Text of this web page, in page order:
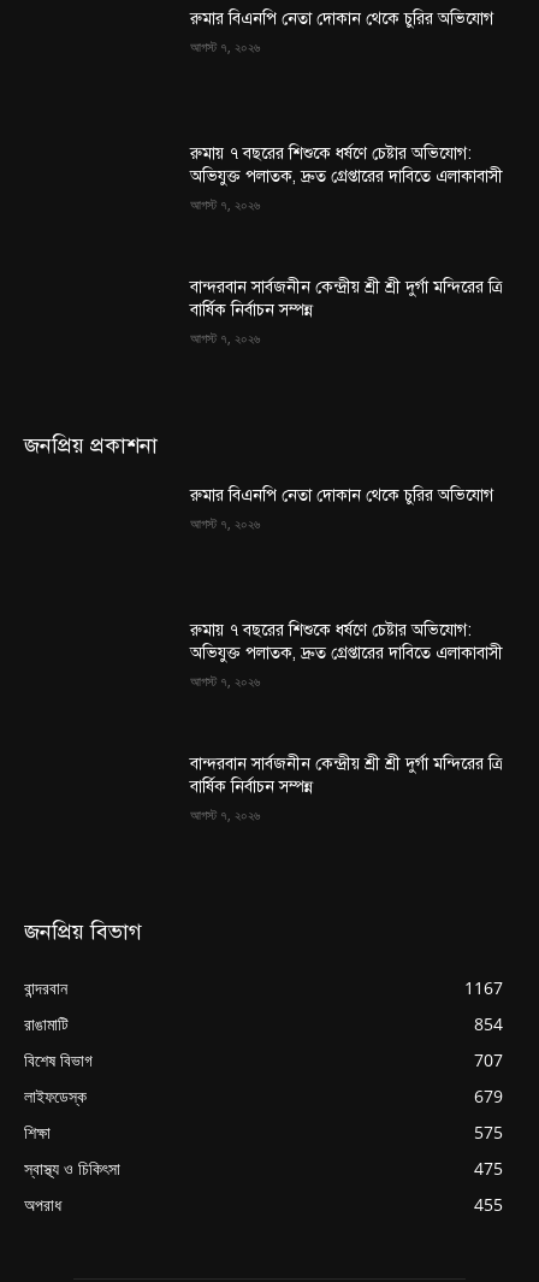
রুমার বিএনপি নেতা দোকান থেকে চুরির অভিযোগ
আগস্ট ৭, ২০২৬
রুমায় ৭ বছরের শিশুকে ধর্ষণে চেষ্টার অভিযোগ:
অভিযুক্ত পলাতক, দ্রুত গ্রেপ্তারের দাবিতে এলাকাবাসী
আগস্ট ৭, ২০২৬
বান্দরবান সার্বজনীন কেন্দ্রীয় শ্রী শ্রী দুর্গা মন্দিরের ত্রি
বার্ষিক নির্বাচন সম্পন্ন
আগস্ট ৭, ২০২৬
জনপ্রিয় প্রকাশনা
রুমার বিএনপি নেতা দোকান থেকে চুরির অভিযোগ
আগস্ট ৭, ২০২৬
রুমায় ৭ বছরের শিশুকে ধর্ষণে চেষ্টার অভিযোগ:
অভিযুক্ত পলাতক, দ্রুত গ্রেপ্তারের দাবিতে এলাকাবাসী
আগস্ট ৭, ২০২৬
বান্দরবান সার্বজনীন কেন্দ্রীয় শ্রী শ্রী দুর্গা মন্দিরের ত্রি
বার্ষিক নির্বাচন সম্পন্ন
আগস্ট ৭, ২০২৬
জনপ্রিয় বিভাগ
বান্দরবান
1167
রাঙামাটি
854
বিশেষ বিভাগ
707
লাইফডেস্ক
679
শিক্ষা
575
স্বাস্থ্য ও চিকিৎসা
475
অপরাধ
455